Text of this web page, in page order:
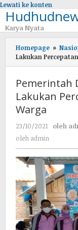
Lewati ke konten
Karya Nyata
Homepage »
Lakukan
Pemerintah
Lakukan
Warga
23/10/2021 oleh
oleh admin